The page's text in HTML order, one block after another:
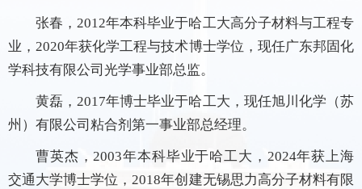
张春， 2012年本科毕业于哈工大高分子材料与工程专
业， 2020年获化学工程与技术博士学位，现任广东邦固化
学科技有限公司光学事业部总监。
黄磊， 2017年博士毕业于哈工大，现任旭川化学（苏
州）有限公司粘合剂第一事业部总经理。
曹英杰， 2003年本科毕业于哈工大， 2024年获上海
交通大学博士学位， 2018年创建无锡思力高分子材料有限